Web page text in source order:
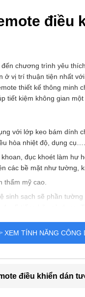
điều
chương trình yêu
ở vị trí thuận tiện nhất với
thiết kế thông minh
tiết kiệm không gian
với lớp keo bám dính
hòa nhiệt độ, dụng cụ….
đục khoét làm hư
các bề mặt như tường,
thẩm mỹ cao.
sinh sạch sẽ phần
XEM TÍNH NĂNG CÔNG
điều khiển dán